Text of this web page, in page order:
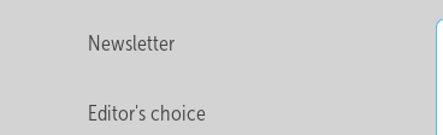
Newsletter
Editor's choice